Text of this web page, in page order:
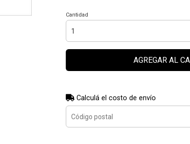
Cantidad
AGREGAR AL
Calculá el costo de envío